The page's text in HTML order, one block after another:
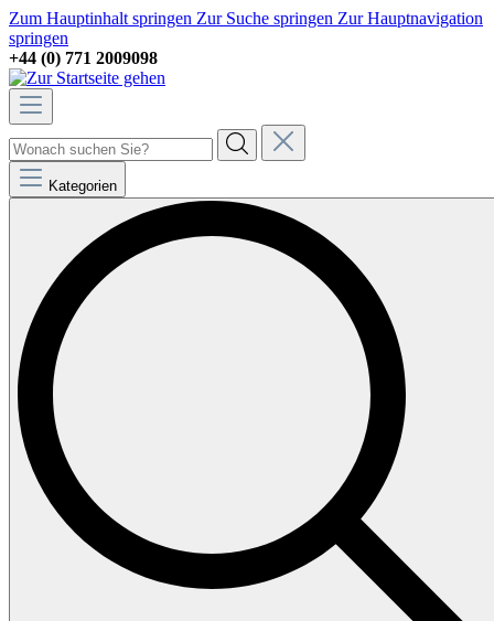
Zum Hauptinhalt springen Zur Suche springen Zur Hauptnavigation
springen
+44 (0) 771 2009098
Kategorien